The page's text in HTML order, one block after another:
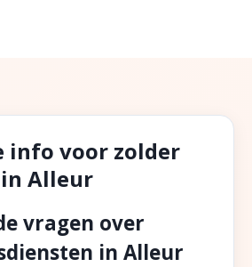
info voor zolder
Alleur
vragen over
in Alleur